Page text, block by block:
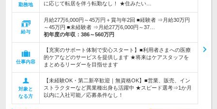
勤務地
に応じて転居を伴う転勤なし！ ★住みたい…
給与
月給27万6,000円～45万円＋賞与年2回 ■経験者 ⇒月給30万円
～45万円 ■未経験者 ⇒月給27万6,000円～37…
初年度の年収： 386～560万円
仕事内容
【充実のサポート体制で安心スタート】■利用者さまへの医療
的ケアなどのサービスを提供します ★将来はケアスタッフを
まとめるリーダーを目指せます
対象と
なる方
【未経験OK・第二新卒歓迎｜無資格OK】■営業、販売、イン
ストラクターなど異業種出身も活躍中 ★スピード選考⇒1か月
以内に入社可能／応募条件なし！